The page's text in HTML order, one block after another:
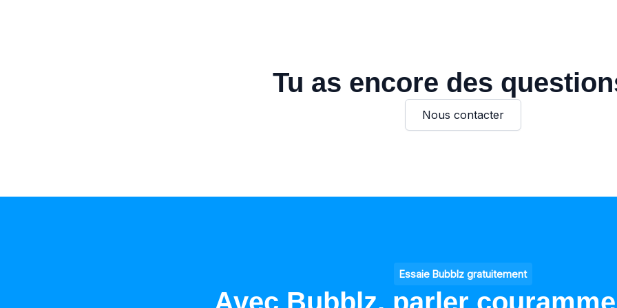
Tu as encore des
Nous contacter
Essaie Bubblz gratuitement
Avec Bubblz, parler